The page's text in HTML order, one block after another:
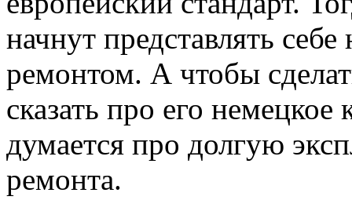
начнут представлять
ремонтом. А чтобы
сказать про его
думается про долгую
ремонта.